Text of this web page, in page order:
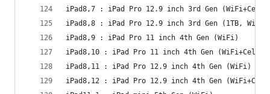
iPad8,7 : iPad Pro 12.9 inch 3rd Gen
iPad8,8 : iPad Pro 12.9 inch 3rd Gen (1TB,
iPad8,9 : iPad Pro 11 inch 4th Gen (WiFi)
iPad8,10 : iPad Pro 11 inch 4th Gen
iPad8,11 : iPad Pro 12.9 inch 4th Gen (WiFi)
iPad8,12 : iPad Pro 12.9 inch 4th Gen